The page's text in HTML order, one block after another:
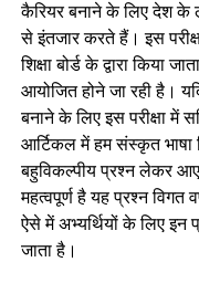
पहले आओ पहले
होंगे परीक्षा केंद्र:
सीबीएसई द्वारा सीटेट
नजदीकी परीक्षा केंद्र के चयन
की संख्या के अनुरूप
परीक्षा केंद्र आवंटित किए
अभ्यर्थी को अन्य शहर में भी
कैरियर बनाने के लिए देश के
से इंतजार करते हैं। इस
शिक्षा बोर्ड के द्वारा किया
आयोजित होने जा रही है।
बनाने के लिए इस परीक्षा में
आर्टिकल में हम संस्कृत भाषा
बहुविकल्पीय प्रश्न लेकर आए
महत्वपूर्ण है यह प्रश्न विगत
ऐसे में अभ्यर्थियों के लिए
जाता है।